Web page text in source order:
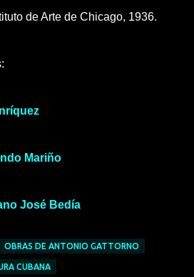
de Arte de Chicago, 1936.
Mariño
José Bedía
OBRAS DE ANTONIO GATTORNO
CUBANA